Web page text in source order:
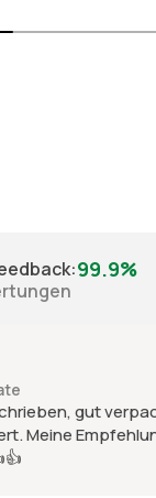
:99.9%
gut
Meine